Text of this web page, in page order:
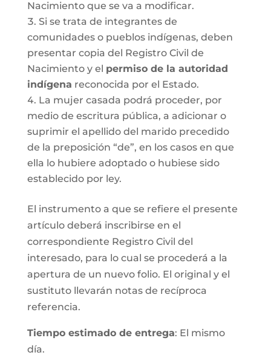
Nacimiento que se va a modificar.
Si se trata de integrantes de
comunidades o pueblos indígenas, deben
presentar copia del Registro Civil de
Nacimiento y el permiso de la autoridad
indígena reconocida por el Estado.
La mujer casada podrá proceder, por
medio de escritura pública, a adicionar o
suprimir el apellido del marido precedido
de la preposición “de”, en los casos en que
ella lo hubiere adoptado o hubiese sido
establecido por ley.
El instrumento a que se refiere el presente
artículo deberá inscribirse en el
correspondiente Registro Civil del
interesado, para lo cual se procederá a la
apertura de un nuevo folio. El original y el
sustituto llevarán notas de recíproca
referencia.
Tiempo estimado de entrega: El mismo
día.